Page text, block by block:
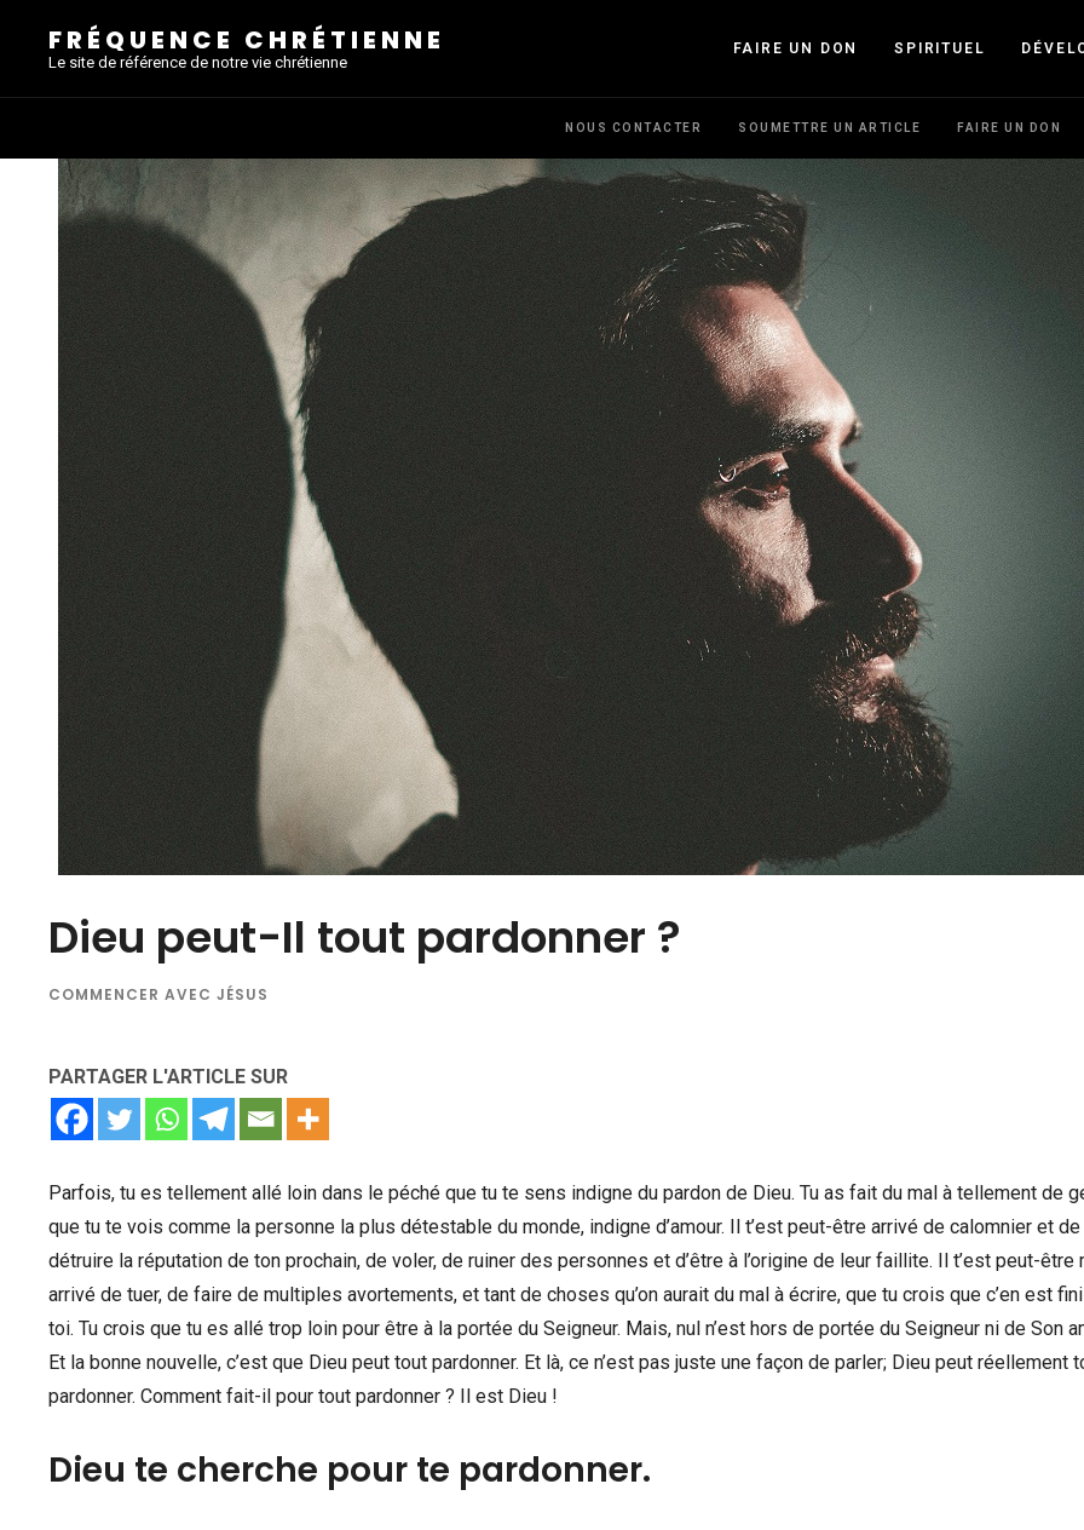
FRÉQUENCE CHRÉTIENNE
Le site de référence de notre vie chrétienne
FAIRE UN DON SPIRITUEL
NOUS CONTACTER SOUMETTRE UN ARTICLE FAIRE UN DON
Dieu peut-Il tout pardonner ?
COMMENCER AVEC JÉSUS
PARTAGER L'ARTICLE SUR
Parfois, tu es tellement allé loin dans le péché que tu te sens indigne du pardon de Dieu. Tu as fait du mal à tellement de
que tu te vois comme la personne la plus détestable du monde, indigne d’amour. Il t’est peut-être arrivé de calomnier et de
détruire la réputation de ton prochain, de voler, de ruiner des personnes et d’être à l’origine de leur faillite. Il t’est peut-être
arrivé de tuer, de faire de multiples avortements, et tant de choses qu’on aurait du mal à écrire, que tu crois que c’en est
toi. Tu crois que tu es allé trop loin pour être à la portée du Seigneur. Mais, nul n’est hors de portée du Seigneur ni de Son
Et la bonne nouvelle, c’est que Dieu peut tout pardonner. Et là, ce n’est pas juste une façon de parler; Dieu peut réellement
pardonner. Comment fait-il pour tout pardonner ? Il est Dieu !
Dieu te cherche pour te pardonner.